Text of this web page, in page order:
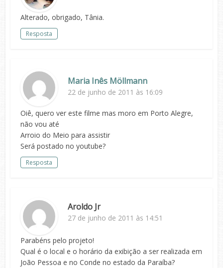
Alterado, obrigado, Tânia.
Resposta
Maria Inês Möllmann
22 de junho de 2011 às 16:09
Oiê, quero ver este filme mas moro em Porto Alegre,
não vou até
Arroio do Meio para assistir
Será postado no youtube?
Resposta
Aroldo Jr
27 de junho de 2011 às 14:51
Parabéns pelo projeto!
Qual é o local e o horário da exibição a ser realizada em
João Pessoa e no Conde no estado da Paraíba?